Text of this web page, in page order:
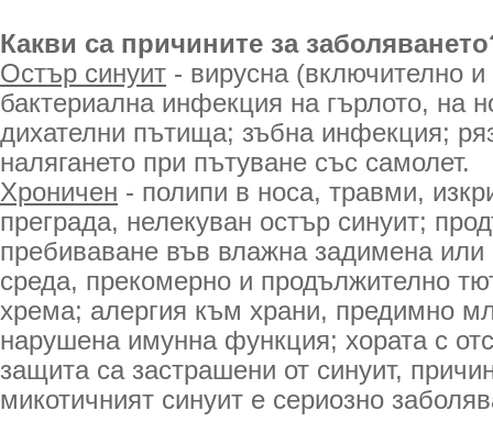
Какви са причините за
Остър синуит - вирусна (включително и
бактериална инфекция на гърлото, на
дихателни пътища; зъбна инфекция;
налягането при пътуване със самолет.
Хроничен - полипи в носа, травми,
преграда, нелекуван остър синуит;
пребиваване във влажна задимена или
среда, прекомерно и продължително
хрема; алергия към храни, предимно
нарушена имунна функция; хората с
защита са застрашени от синуит,
микотичният синуит е сериозно